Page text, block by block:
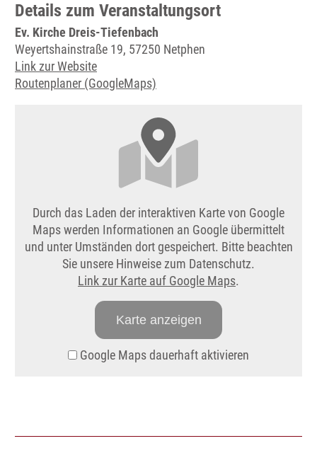
Details zum Veranstaltungsort
Ev. Kirche Dreis-Tiefenbach
Weyertshainstraße 19, 57250 Netphen
Link zur Website
Routenplaner (GoogleMaps)
Durch das Laden der interaktiven Karte von Google
Maps werden Informationen an Google übermittelt
und unter Umständen dort gespeichert. Bitte beachten
Sie unsere Hinweise zum Datenschutz.
Link zur Karte auf Google Maps.
Karte anzeigen
Google Maps dauerhaft aktivieren